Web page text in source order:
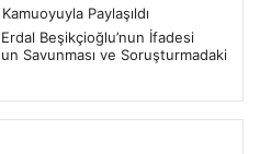
Paylaşıldı
Beşikçioğlu’nun İfadesi
Savunması ve Soruşturmadaki